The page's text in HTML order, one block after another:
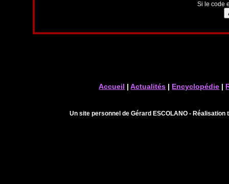
Si le code
Accueil |Actualités | Encyclopédie |
Un site personnel de Gérard ESCOLANO -